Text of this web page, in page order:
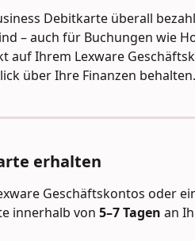
Debitkarte überall
– auch für Buchungen wie
auf Ihrem Lexware
über Ihre Finanzen behalten.
erhalten
Geschäftskontos oder
innerhalb von 5–7 Tagen an